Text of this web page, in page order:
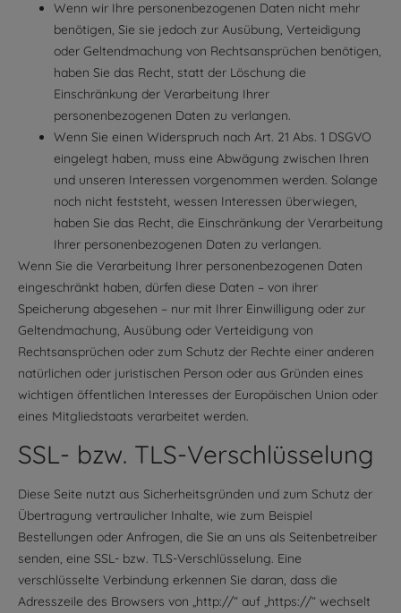
Wenn wir Ihre personenbezogenen Daten nicht mehr
benötigen, Sie sie jedoch zur Ausübung, Verteidigung
oder Geltendmachung von Rechtsansprüchen benötigen,
haben Sie das Recht, statt der Löschung die
Einschränkung der Verarbeitung Ihrer
personenbezogenen Daten zu verlangen.
Wenn Sie einen Widerspruch nach Art. 21 Abs. 1 DSGVO
eingelegt haben, muss eine Abwägung zwischen Ihren
und unseren Interessen vorgenommen werden. Solange
noch nicht feststeht, wessen Interessen überwiegen,
haben Sie das Recht, die Einschränkung der Verarbeitung
Ihrer personenbezogenen Daten zu verlangen.
Wenn Sie die Verarbeitung Ihrer personenbezogenen Daten
eingeschränkt haben, dürfen diese Daten – von ihrer
Speicherung abgesehen – nur mit Ihrer Einwilligung oder zur
Geltendmachung, Ausübung oder Verteidigung von
Rechtsansprüchen oder zum Schutz der Rechte einer anderen
natürlichen oder juristischen Person oder aus Gründen eines
wichtigen öffentlichen Interesses der Europäischen Union oder
eines Mitgliedstaats verarbeitet werden.
SSL- bzw. TLS-Verschlüsselung
Diese Seite nutzt aus Sicherheitsgründen und zum Schutz der
Übertragung vertraulicher Inhalte, wie zum Beispiel
Bestellungen oder Anfragen, die Sie an uns als Seitenbetreiber
senden, eine SSL- bzw. TLS-Verschlüsselung. Eine
verschlüsselte Verbindung erkennen Sie daran, dass die
Adresszeile des Browsers von „http://“ auf „https://“ wechselt